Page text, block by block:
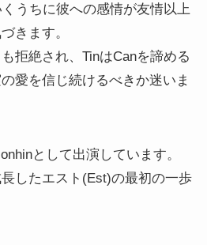
うちに彼への感情が友情以上
きます。
拒絶され、TinはCanを諦める
愛を信じ続けるべきか迷いま
として出演しています。
したエスト(Est)の最初の一歩